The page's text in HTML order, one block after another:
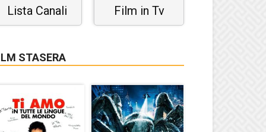
Lista Canali Film in Tv
STASERA